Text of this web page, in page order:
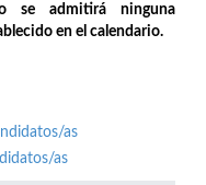
se admitirá ninguna
en el calendario.
as
as